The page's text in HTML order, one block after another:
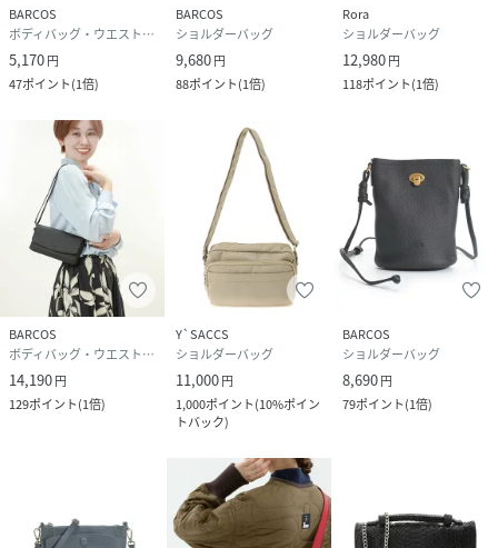
BARCOS
ボディバッグ・ウエストポーチ
5,170円
47ポイント(1倍)
BARCOS
ショルダーバッグ
9,680円
88ポイント(1倍)
Rora
ショルダーバッグ
12,980円
118ポイント(1倍)
BARCOS
ボディバッグ・ウエストポーチ
14,190円
129ポイント(1倍)
Y`SACCS
ショルダーバッグ
11,000円
1,000ポイント(10%ポイン
トバック)
BARCOS
ショルダーバッグ
8,690円
79ポイント(1倍)